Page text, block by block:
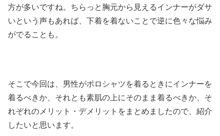
方が多いですね。ちらっと胸元から見えるインナーがダサ
いという声もあれば、下着を着ないことで逆に色々な悩み
がでることも。
そこで今回は、男性がポロシャツを着るときにインナーを
着るべきか、それとも素肌の上にそのまま着るべきか、そ
れぞれのメリット・デメリットをまとめましたので、紹介
したいと思います。